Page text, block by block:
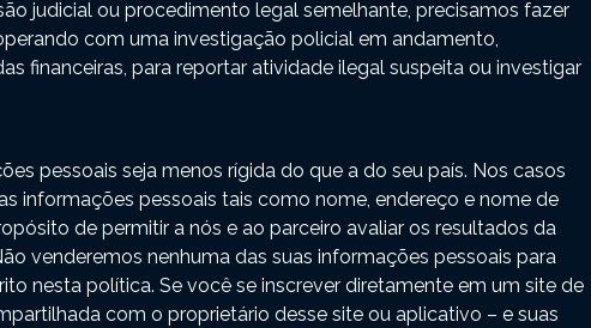
judicial ou procedimento legal semelhante, precisamos fazer
com uma investigação policial em andamento,
financeiras, para reportar atividade ilegal suspeita ou investigar
pessoais seja menos rígida do que a do seu país. Nos casos
informações pessoais tais como nome, endereço e nome de
de permitir a nós e ao parceiro avaliar os resultados da
venderemos nenhuma das suas informações pessoais para
nesta política. Se você se inscrever diretamente em um site de
com o proprietário desse site ou aplicativo – e suas